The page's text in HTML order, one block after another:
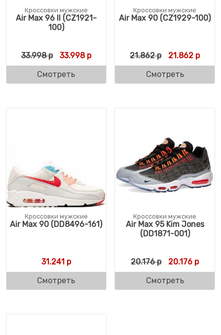
Кроссовки мужские
Air Max 96 II (CZ1921-
100)
33.998р Первоначальная цена составляла 33.998
33.998рТекущая цена: 33.998 р.
Смотреть
Кроссовки мужские
Air Max 90 (CZ1929-100)
21.862р 21.862 р
Смотреть
Кроссовки мужские
Air Max 90 (DD8496-161)
31.241 р
Смотреть
Кроссовки мужские
Air Max 95 Kim Jones
(DD1871-001)
20.176р 20.176 р
Смотреть